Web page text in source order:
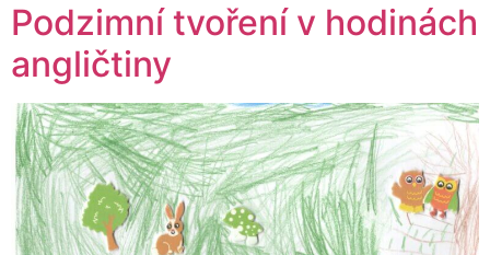
Podzimní tvoření v hodinách
angličtiny